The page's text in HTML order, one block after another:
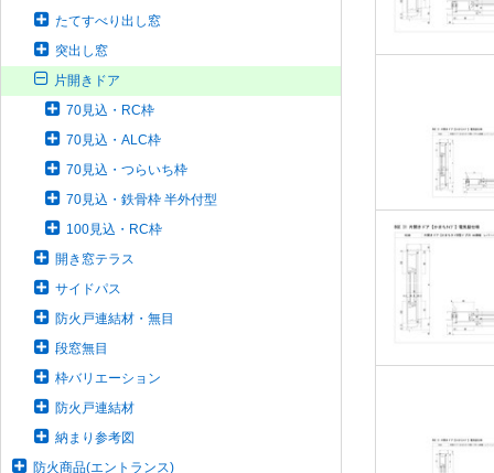
たてすべり出し窓
突出し窓
片開きドア
70見込・RC枠
70見込・ALC枠
70見込・つらいち枠
70見込・鉄骨枠 半外付型
100見込・RC枠
開き窓テラス
サイドパス
防火戸連結材・無目
段窓無目
枠バリエーション
防火戸連結材
納まり参考図
防火商品(エントランス)